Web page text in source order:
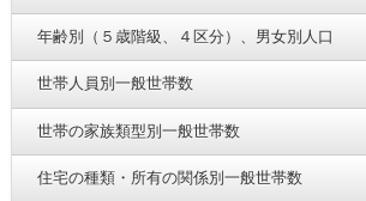
年齢別（５歳階級、４区分）、男女別人口
世帯人員別一般世帯数
世帯の家族類型別一般世帯数
住宅の種類・所有の関係別一般世帯数